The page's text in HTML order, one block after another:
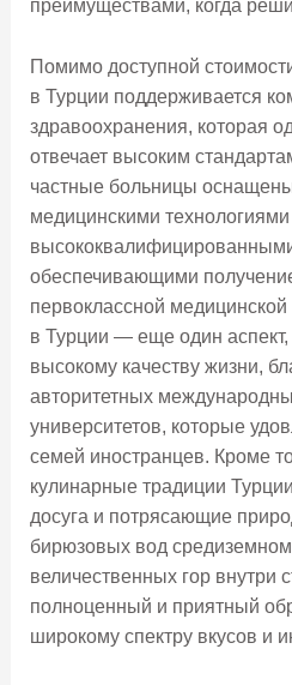
преимуществами, когда
Помимо доступной
в Турции поддерживается
здравоохранения, которая
отвечает высоким
частные больницы
медицинскими
обеспечивающими
первоклассной
в Турции — еще один
высокому качеству жизни,
авторитетных
университетов, которые
семей иностранцев. Кроме
кулинарные традиции
досуга и потрясающие
бирюзовых вод
величественных гор
полноценный и приятный
широкому спектру вкусов и